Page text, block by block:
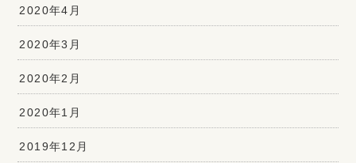
2020年4月
2020年3月
2020年2月
2020年1月
2019年12月